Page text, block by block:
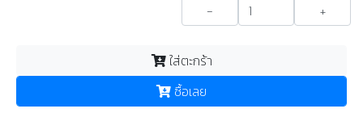
- +
ใส่ตะกร้า
ซื้อเลย